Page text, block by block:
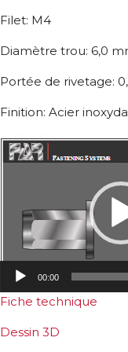
Filet: M4
Diamètre trou: 6,0
Portée de rivetage:
Finition: Acier
Lecteur
vidéo
00:00
Fiche technique
Dessin 3D